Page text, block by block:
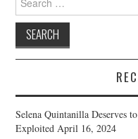
for:
Selena Quintanilla Deserves
Exploited April 16, 2024